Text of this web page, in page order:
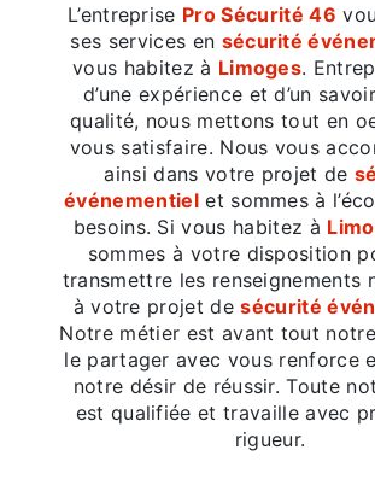
L’entreprise Pro Sécurité 46
ses services en sécurité
vous habitez à Limoges.
d’une expérience et d’un
qualité, nous mettons tout en
vous satisfaire. Nous vous
ainsi dans votre projet de
événementielet sommes à
besoins. Si vous habitez à
sommes à votre disposition
transmettre les renseignements
à votre projet desécurité
Notre métier est avant tout
le partager avec vous renforce
notre désir de réussir. Toute
est qualifiée et travaille avec
rigueur.